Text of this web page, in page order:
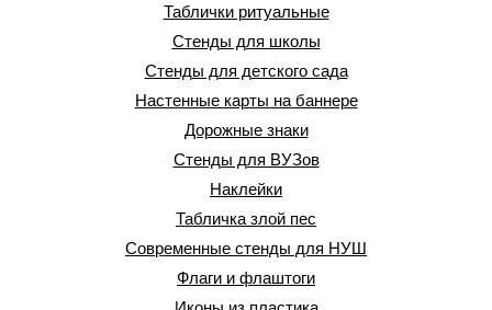
Таблички ритуальные
Стенды для школы
Стенды для детского сада
Настенные карты на баннере
Дорожные знаки
Стенды для ВУЗов
Наклейки
Табличка злой пес
Современные стенды для НУШ
Флаги и флаштоги